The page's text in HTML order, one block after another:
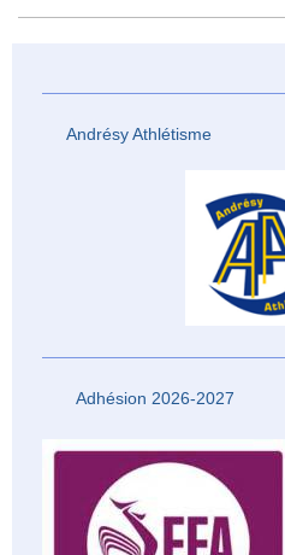
Andrésy Athlétisme
Adhésion 2026-2027